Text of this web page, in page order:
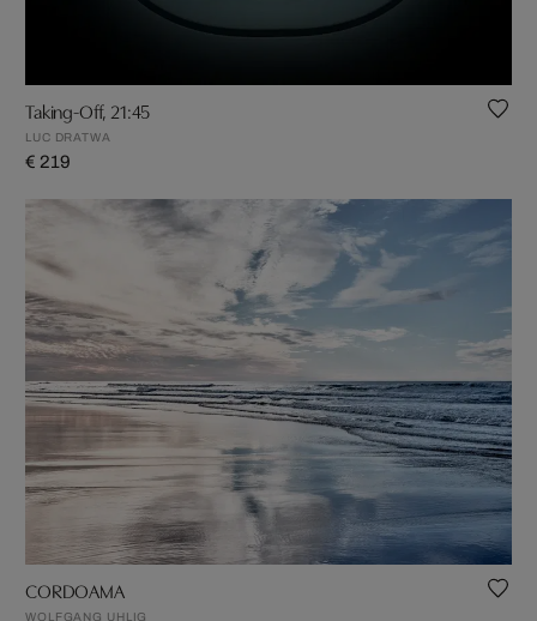
Taking-Off, 21:45
LUC DRATWA
€ 219
CORDOAMA
WOLFGANG UHLIG